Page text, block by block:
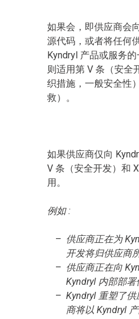
如果会，即供应商会
源代码，或者将任何
Kyndryl 产品或服务
则适用第 V 条（安全
织措施，一般安全性
救）。
如果供应商仅向
V 条（安全开发）和
用。
例如 :
供应商正在为
开发将归供应商
供应商正在向
Kyndryl 内部部署
Kyndryl 重塑了
商将以 Kyndryl